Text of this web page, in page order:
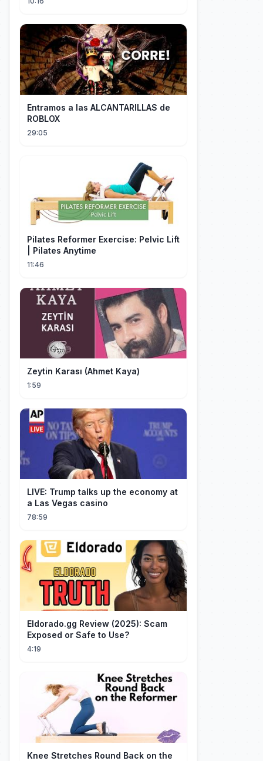
Entramos a las ALCANTARILLAS de
ROBLOX
29:05
Pilates Reformer Exercise: Pelvic Lift
| Pilates Anytime
11:46
Zeytin Karası (Ahmet Kaya)
1:59
LIVE: Trump talks up the economy at
a Las Vegas casino
78:59
Eldorado.gg Review (2025): Scam
Exposed or Safe to Use?
4:19
Knee Stretches Round Back on the